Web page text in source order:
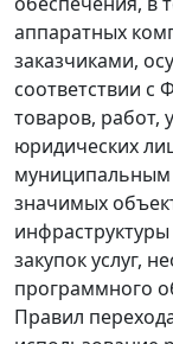
аппаратных
заказчиками,
соответствии с
товаров, работ,
юридических
значимых
закупок услуг,
программного
Правил